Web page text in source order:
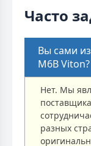
Часто
Вы сами
M6B Viton?
Нет. Мы
разных